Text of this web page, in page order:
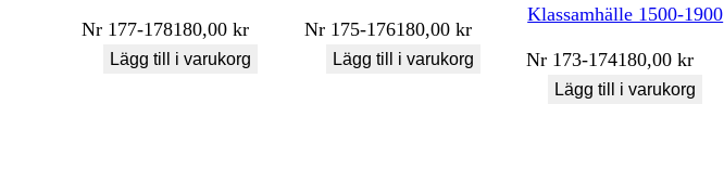
Nr 177-178180,00kr
Lägg till i varukorg
Nr 175-176180,00 kr
Lägg till i varukorg
Klassamhälle 1500-1900
Nr 173-174180,00kr
Lägg till i varukorg